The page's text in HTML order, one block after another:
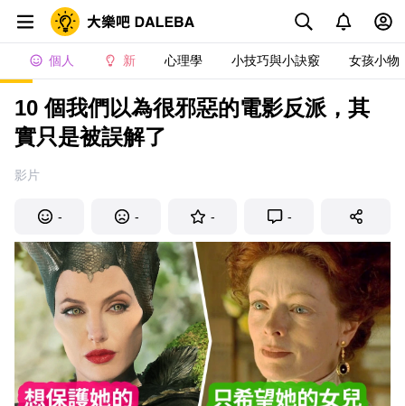
個人 新 心理學 小技巧與小訣竅 女孩小物
10 個我們以為很邪惡的電影反派，其
實只是被誤解了
影片
- - - -